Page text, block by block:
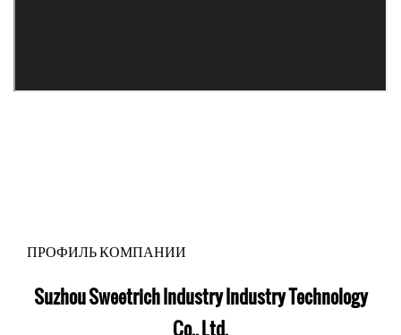
ПРОФИЛЬ КОМПАНИИ
Suzhou Sweetrich Industry Industry Technology
Co., Ltd.